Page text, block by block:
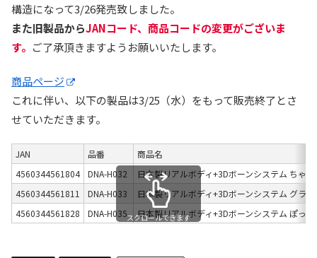
構造になって3/26発売致しました。
また旧製品からJANコード、商品コードの変更がございま
す。 ご了承頂きますようお願いいたします。
商品ページ
これに伴い、以下の製品は3/25（水）をもって販売終了とさ
せていただきます。
JAN 品番
商品名
4560344561804
DNA-H032
日本製リアルボディ+3Dボーンシステム ちゃ
4560344561811
DNA-H033
日本製リアルボディ+3Dボーンシステム グラ
4560344561828
DNA-H035 日本製リアルボディ+3Dボーンシステム ぽっ
スクロールできます